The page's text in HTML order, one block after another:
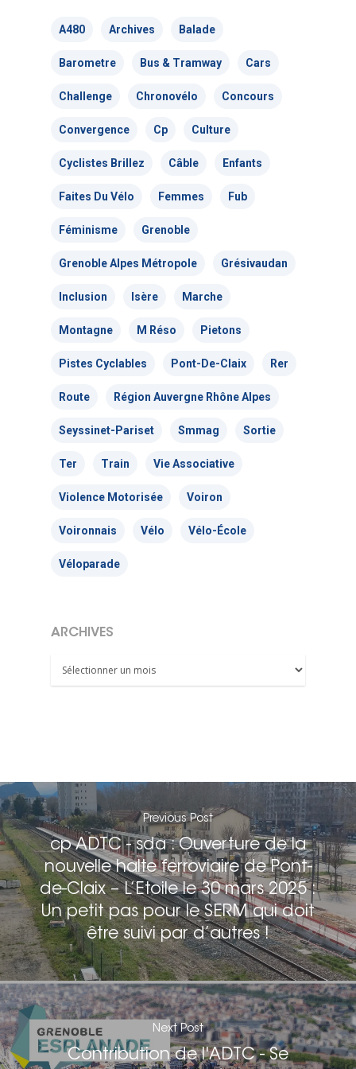
A480 Archives Balade
Barometre Bus & Tramway Cars
Challenge Chronovélo Concours
Convergence Cp Culture
Cyclistes Brillez Câble Enfants
Faites Du Vélo Femmes Fub
Féminisme Grenoble
Grenoble Alpes Métropole Grésivaudan
Inclusion Isère Marche
Montagne M Réso Pietons
Pistes Cyclables Pont-De-Claix Rer
Route Région Auvergne Rhône Alpes
Seyssinet-Pariset Smmag Sortie
Ter Train Vie Associative
Violence Motorisée Voiron
Voironnais Vélo Vélo-École
Véloparade
ARCHIVES
Archives
Previous Post
cp ADTC - sda : Ouverture de la
nouvelle halte ferroviaire de Pont-
de-Claix – L’Etoile le 30 mars 2025 :
Un petit pas pour le SERM qui doit
être suivi par d’autres !
Next Post
Contribution de l'ADTC - Se
Les Commissions
Les Sections locales
Réseaux sociaux
On parle de nous
Nous signaler un
– TC
France
T:04 76 63 80 55
contact@adtc-